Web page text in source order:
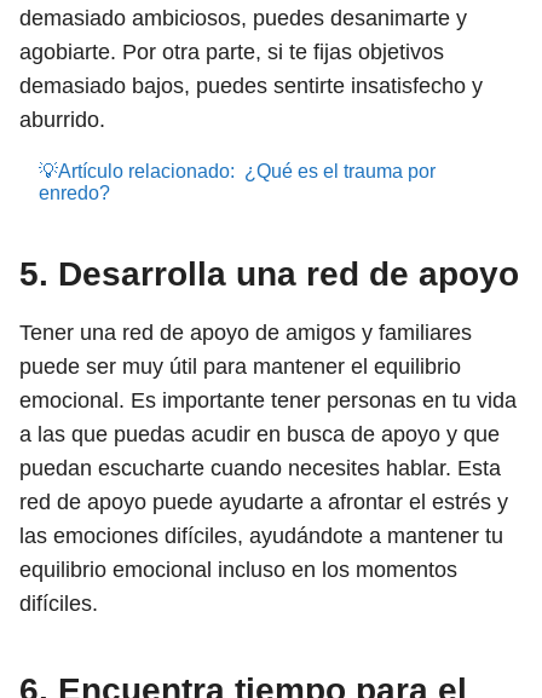
demasiado ambiciosos, puedes desanimarte y
agobiarte. Por otra parte, si te fijas objetivos
demasiado bajos, puedes sentirte insatisfecho y
aburrido.
💡Artículo relacionado: ¿Qué es el trauma por
enredo?
5. Desarrolla una red de apoyo
Tener una red de apoyo de amigos y familiares
puede ser muy útil para mantener el equilibrio
emocional. Es importante tener personas en tu vida
a las que puedas acudir en busca de apoyo y que
puedan escucharte cuando necesites hablar. Esta
red de apoyo puede ayudarte a afrontar el estrés y
las emociones difíciles, ayudándote a mantener tu
equilibrio emocional incluso en los momentos
difíciles.
6. Encuentra tiempo para el